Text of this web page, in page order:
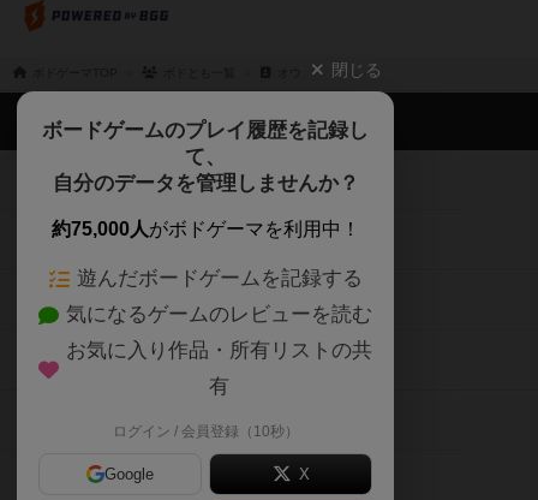
閉じる
ボードゲームのプレイ履歴を記録し
て、
自分のデータを管理しませんか？
約75,000人がボドゲーマを利用中！
遊んだボードゲームを記録する
気になるゲームのレビューを読む
お気に入り作品・所有リストの共
有
ログイン / 会員登録（10秒）
Google X
ボドゲーマTOP
ボードゲームを検索する
ボードゲームの新着レビュー
ボードゲーム会情報
メカニクス特集
掲示板・トピックス
ボドとも・会員一覧